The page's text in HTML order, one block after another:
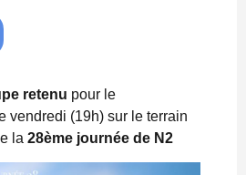
retenu pour le
vendredi (19h) sur le terrain
la 28ème journée de N2